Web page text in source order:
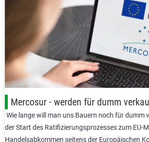
Mercosur - werden für dumm
Wie lange will man uns Bauern noch für dumm
der Start des Ratifizierungsprozesses zum EU-
Handelsabkommen seitens der Europäischen